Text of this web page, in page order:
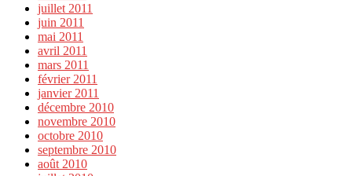
juillet 2011
juin 2011
mai 2011
avril 2011
mars 2011
février 2011
janvier 2011
décembre 2010
novembre 2010
octobre 2010
septembre 2010
août 2010